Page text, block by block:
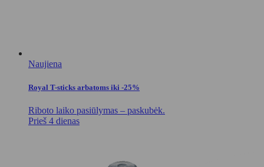
Naujiena
Royal T-sticks arbatoms iki -25%
Riboto laiko pasiūlymas – paskubėk.
Prieš 4 dienas